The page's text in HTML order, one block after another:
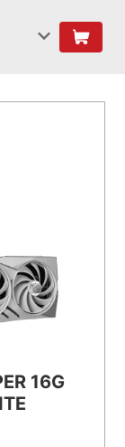
16G